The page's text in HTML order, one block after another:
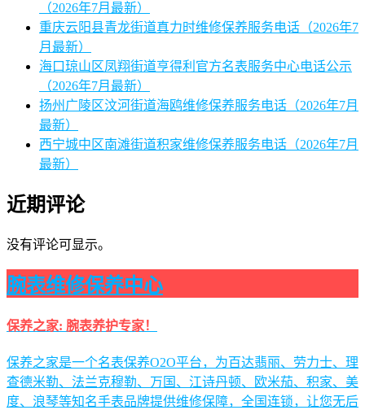
（2026年7月最新）
重庆云阳县青龙街道真力时维修保养服务电话（2026年7
月最新）
海口琼山区凤翔街道亨得利官方名表服务中心电话公示
（2026年7月最新）
扬州广陵区汶河街道海鸥维修保养服务电话（2026年7月
最新）
西宁城中区南滩街道积家维修保养服务电话（2026年7月
最新）
近期评论
没有评论可显示。
腕表维修保养中心
保养之家: 腕表养护专家！
保养之家是一个名表保养O2O平台，为百达翡丽、劳力士、理
查德米勒、法兰克穆勒、万国、江诗丹顿、欧米茄、积家、美
度、浪琴等知名手表品牌提供维修保障，全国连锁，让您无后